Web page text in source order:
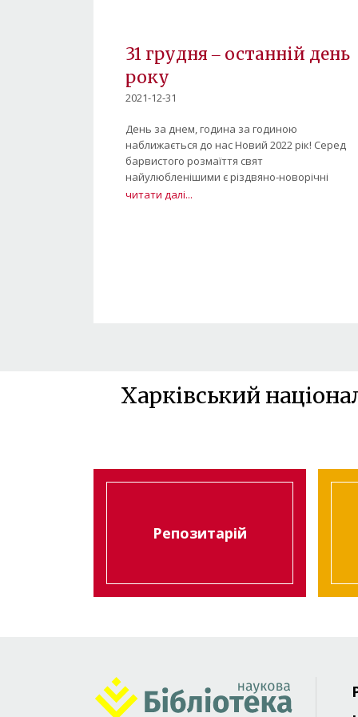
31 грудня ‒ останній день
року
2021-12-31
День за днем, година за годиною
наближається до нас Новий 2022 рік! Серед
барвистого розмаїття свят
найулюбленішими є різдвяно-новорічні
читати далі...
Харківський
Репозитарій
menu